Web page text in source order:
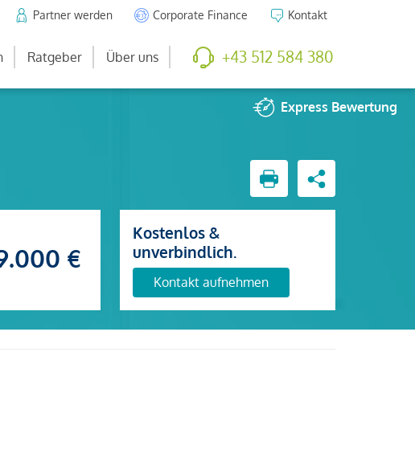
Partner werden Corporate Finance Kontakt
Ratgeber Über uns +43 512 584 380
Express Bewertung
€
Kostenlos &
unverbindlich.
Kontakt aufnehmen